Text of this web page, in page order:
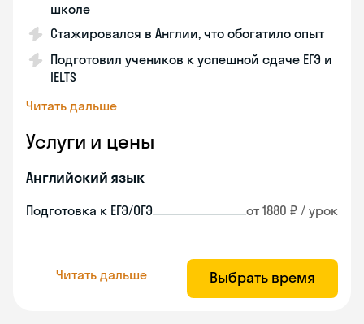
школе
Стажировался в Англии, что обогатило опыт
Подготовил учеников к успешной сдаче ЕГЭ и
IELTS
Читать дальше
Услуги и цены
Английский язык
Подготовка к ЕГЭ/ОГЭ от 1880 ₽ / урок
Читать дальше Выбрать время